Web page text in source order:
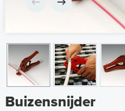
Buizensnijder